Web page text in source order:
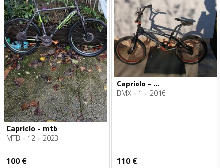
Capriolo - mtb
MTB 12 2023
100€
Capriolo - ...
BMX 1 2016
110€